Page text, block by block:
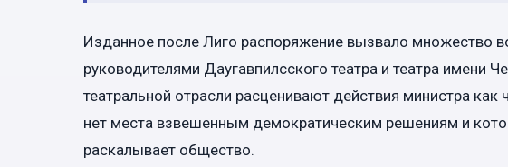
Изданное после Лиго распоряжение вызвало множество
руководителями Даугавпилсского театра и театра имени
театральной отрасли расценивают действия министра
нет места взвешенным демократическим решениям и
раскалывает общество.